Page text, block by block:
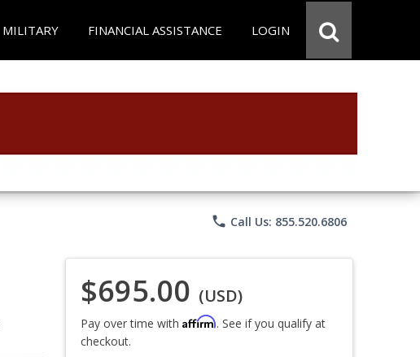
MILITARY FINANCIAL ASSISTANCE LOGIN
phone Call Us: 855.520.6806
$695.00 (USD)
Pay over time with Affirm. See if you qualify at
checkout.